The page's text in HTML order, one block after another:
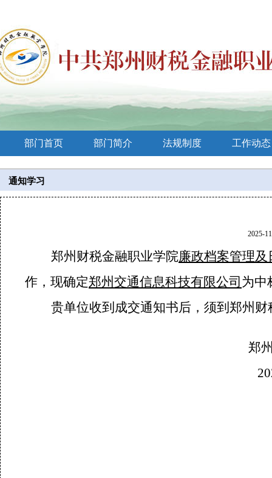
部门首页 部门简介 法规制度 工作动态
通知学习
2025-
郑州财税金融职业学院廉政档案管理
作，现确定郑州交通信息科技有限公司 为中
贵单位收到成交通知书后，须到郑州
郑